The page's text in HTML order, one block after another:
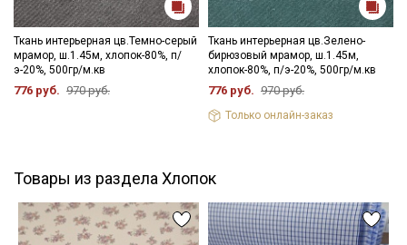
Ткань интерьерная цв.Темно-серый
мрамор, ш.1.45м, хлопок-80%, п/
э-20%, 500гр/м.кв
776 руб. 970 руб.
Ткань интерьерная цв.Зелено-
бирюзовый мрамор, ш.1.45м,
хлопок-80%, п/э-20%, 500гр/м.кв
776 руб. 970 руб.
Только онлайн-заказ
Товары из раздела Хлопок